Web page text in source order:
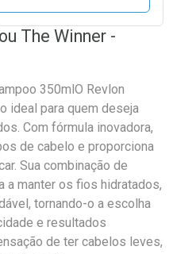
The Winner -
350mlO Revlon
ideal para quem deseja
Com fórmula inovadora,
de cabelo e proporciona
Sua combinação de
a manter os fios hidratados,
tornando-o a escolha
e resultados
de ter cabelos leves,